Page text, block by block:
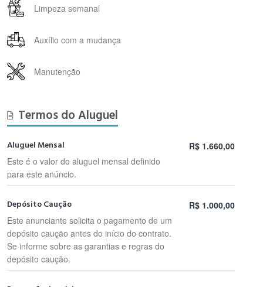
Limpeza semanal
Auxílio com a mudança
Manutenção
Termos do Aluguel
Aluguel Mensal
Este é o valor do aluguel mensal definido
para este anúncio.
R$ 1.660,00
Depósito Caução
Este anunciante solicita o pagamento de um
depósito caução antes do início do contrato.
Se informe sobre as garantias e regras do
depósito caução.
R$ 1.000,00